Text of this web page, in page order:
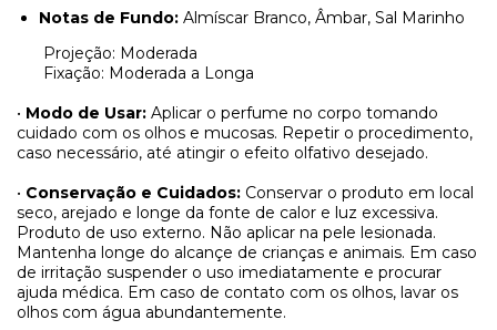
Notas de Fundo: Almíscar Branco, Âmbar, Sal Marinho
Projeção: Moderada
Fixação: Moderada a Longa
• Modo de Usar: Aplicar o perfume no corpo tomando
cuidado com os olhos e mucosas. Repetir o procedimento,
caso necessário, até atingir o efeito olfativo desejado.
• Conservação e Cuidados: Conservar o produto em local
seco, arejado e longe da fonte de calor e luz excessiva.
Produto de uso externo. Não aplicar na pele lesionada.
Mantenha longe do alcançe de crianças e animais. Em caso
de irritação suspender o uso imediatamente e procurar
ajuda médica. Em caso de contato com os olhos, lavar os
olhos com água abundantemente.